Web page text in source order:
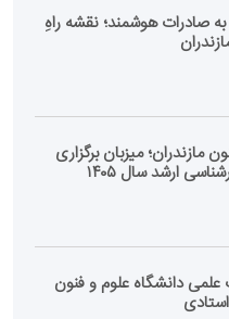
صادرات هوشمند؛ نقشه راهِ
مازندران؛ میزبان برگزاری
ارشد سال ۱۴۰۵
دانشگاه علوم و فنون